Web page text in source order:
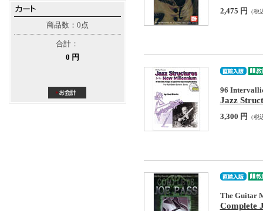
商品数：0点
合計：
0 円
2,475 円 （税
96
Jazz
3,300 円 （税
The Guitar
Complete